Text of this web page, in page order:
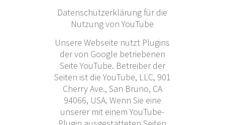
Datenschutzerklärung für die
Nutzung von YouTube
Unsere Webseite nutzt Plugins
der von Google betriebenen
Seite YouTube. Betreiber der
Seiten ist die YouTube, LLC, 901
Cherry Ave., San Bruno, CA
94066, USA. Wenn Sie eine
unserer mit einem YouTube-